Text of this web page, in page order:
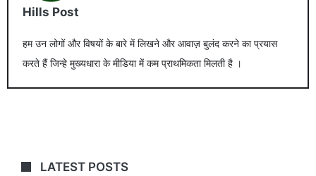
Hills Post
हम उन लोगों और विषयों के बारे में लिखने और आवाज़ बुलंद करने का प्रयास
करते हैं जिन्हे मुख्यधारा के मीडिया में कम प्राथमिकता मिलती है ।
LATEST POSTS